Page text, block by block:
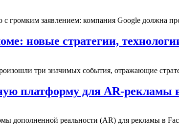
заявлением: компания Google должна
новые стратегии,
три значимых события, отражающие
платформу для AR-рекламы
дополненной реальности (AR) для рекламы в